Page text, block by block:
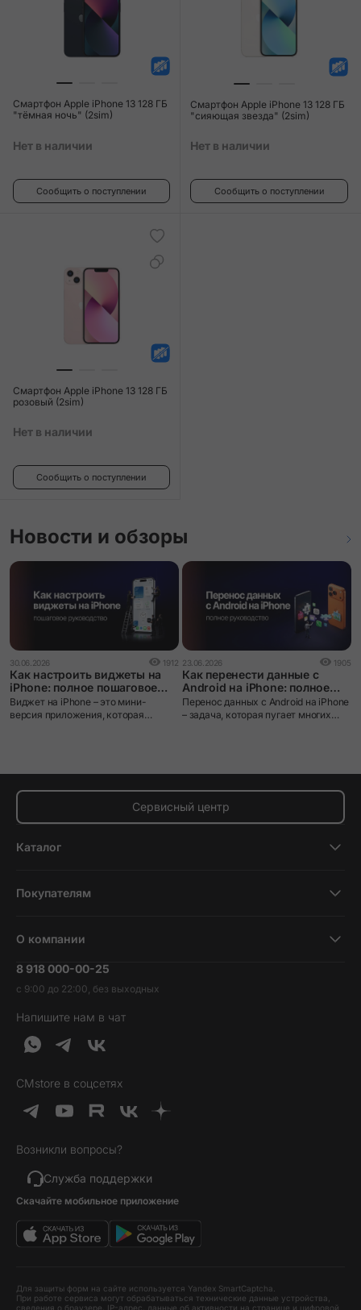
Смартфон Apple iPhone 13 128 ГБ
"тёмная ночь" (2sim)
Нет в наличии
Сообщить о поступлении
Смартфон Apple iPhone 13 128 ГБ
"сияющая звезда" (2sim)
Нет в наличии
Сообщить о поступлении
Смартфон Apple iPhone 13 128 ГБ
розовый (2sim)
Нет в наличии
Сообщить о поступлении
Новости и обзоры
30.06.2026 1912
Как настроить виджеты на
iPhone: полное пошаговое
руководство
Виджет на iPhone – это мини-
версия приложения, которая
23.06.2026 1905
Как перенести данные с
Android на iPhone: полное
руководство
Перенос данных с Android на iPhone
– задача, которая пугает многих
магазины приложений. Без
правильного инструмента данные
Сервисный центр
Каталог
Планшеты
Наушники и колонки
Гаджеты
Услуги и софт
Идеи подарков
Товары дня
Выгодные комплекты
Хиты продаж
Уценка
Покупателям
Трейд-ин
Гарантия и возврат
Доставка и оплата
Кредит и рассрочка
О компании
Вакансии
Контакты
Обратная связь
О нас
8 918 000-00-25
с 9:00 до 22:00, без выходных
Напишите нам в чат
CMstore в соцсетях
Возникли вопросы?
Служба поддержки
Скачайте мобильное приложение
Для защиты форм на сайте используется Yandex SmartCaptcha.
При работе сервиса могут обрабатываться технические данные устройства,
сведения о браузере, IP-адрес, данные об активности на странице и цифровой